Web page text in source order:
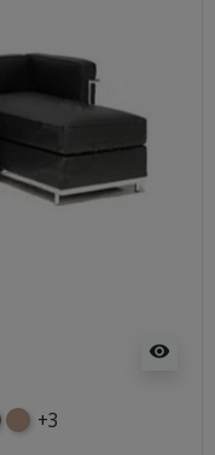
visibility
jasnobrązowy
+3